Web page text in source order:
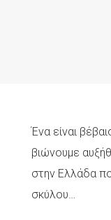
Ένα είναι
βιώνουμε
στην Ελλάδα
σκύλου…